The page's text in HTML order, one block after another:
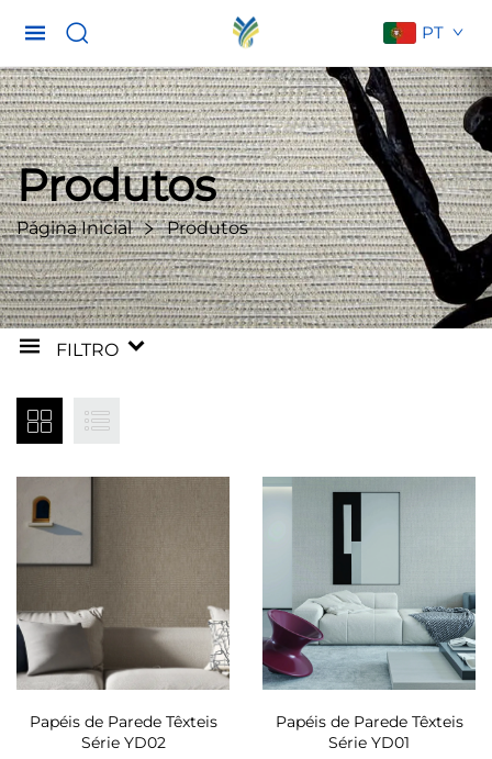
PT
Produtos
Página Inicial Produtos
FILTRO
Papéis de Parede Têxteis
Série YD02
Papéis de Parede Têxteis
Série YD01